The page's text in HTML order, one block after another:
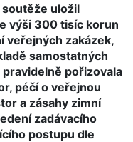
uložil
výši 300 tisíc korun
veřejných zakázek,
samostatných
pořizovala
péčí o veřejnou
a zásahy zimní
zadávacího
postupu dle